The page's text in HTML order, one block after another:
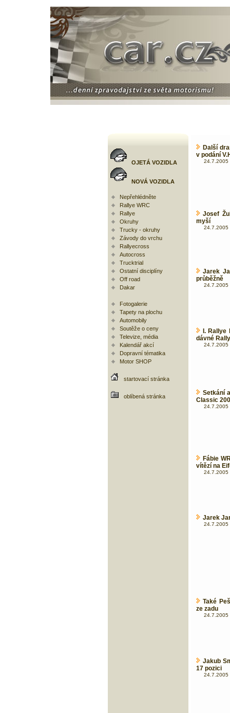
OJETÁ VOZIDLA
NOVÁ VOZIDLA
Nepřehlédněte
Rallye WRC
Rallye
Okruhy
Trucky - okruhy
Závody do vrchu
Rallyecross
Autocross
Trucktrial
Ostatní disciplíny
Off road
Dakar
Fotogalerie
Tapety na plochu
Automobily
Soutěže o ceny
Televize, média
Kalendář akcí
Dopravní tématika
Motor SHOP
startovací stránka
oblíbená stránka
Další
v podání
24.7.2005
Josef
myší
24.7.2005
Jarek
průběžně
24.7.2005
I. Rallye
dávné
24.7.2005
Setkání
Classic
24.7.2005
Fábie
vítězí na
24.7.2005
Jarek
24.7.2005
Také
ze zadu
24.7.2005
Jakub
17 pozici
24.7.2005